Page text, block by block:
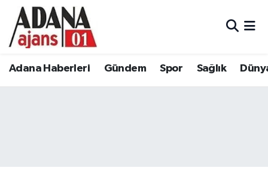
Adana Haberleri Gündem Spor Sağlık
Adana Haberleri
Adana Nöbetçi Eczaneler